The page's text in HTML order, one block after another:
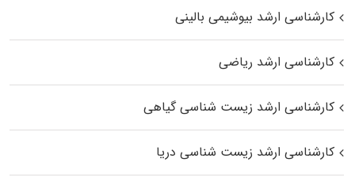
کارشناسی ارشد بیوشیمی بالینی
کارشناسی ارشد ریاضی
کارشناسی ارشد زیست‌ شناسی گیاهی
کارشناسی ارشد زیست‌ شناسی دریا